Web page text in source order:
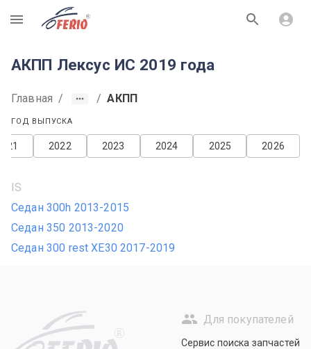
R
АКПП Лексус ИС 2019 года
Главная / / АКПП
ГОД ВЫПУСКА
2026
2025
2024
2023
2022
IS
Седан 300h 2013-2015
Седан 350 2013-2020
Седан 300 rest XE30 2017-2019
R
Для покупателей
Сервис поиска запчастей